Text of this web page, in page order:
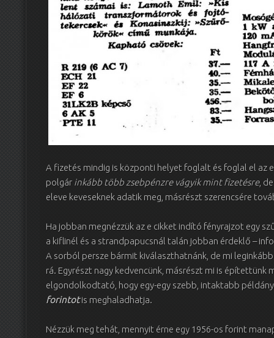
A fizetés mindig is központi helyet foglalt és foglal el az
polgár inkább több zsebpénzre vágyik mint fizetésre,
eleve keveseknek adatik meg, másrészt szerencsére
Ha jobban megnézzük az e cikket indító fényrajzot egy
a kiflinél és a strandpapucsnál talán jobban érdeklő –
A sorból persze bármit kiválaszthatnánk, de mi
rá. Egyrészt nagy kedvencünk, másrészt mi is
elgondolkodtató, hogy egy-egy szebb, intaktabb
forintotis meghaladhatja.
Nézzük meg tehát, mennyit érne egy 1956-os forint